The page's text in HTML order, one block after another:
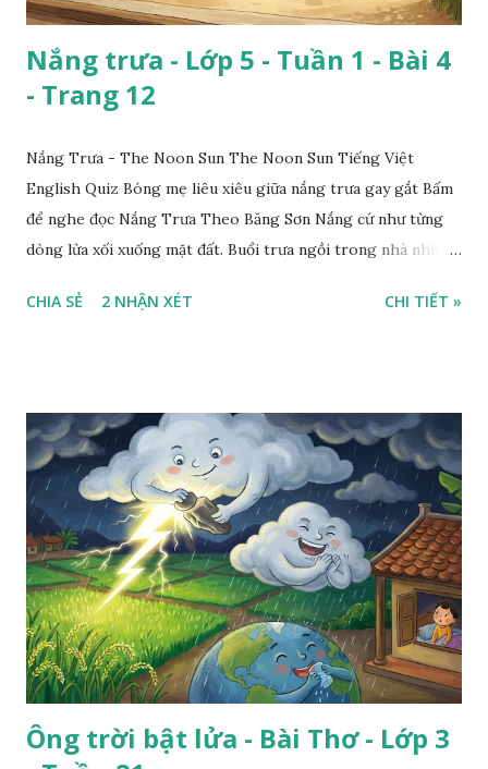
Nắng trưa - Lớp 5 - Tuần 1 - Bài 4
- Trang 12
Nắng Trưa - The Noon Sun The Noon Sun Tiếng Việt
English Quiz Bóng mẹ liêu xiêu giữa nắng trưa gay gắt Bấm
để nghe đọc Nắng Trưa Theo Băng Sơn Nắng cứ như từng
dòng lửa xối xuống mặt đất. Buổi trưa ngồi trong nhà nhìn
CHIA SẺ 2 NHẬN XÉT CHI TIẾT »
Ông trời bật lửa - Bài Thơ - Lớp 3